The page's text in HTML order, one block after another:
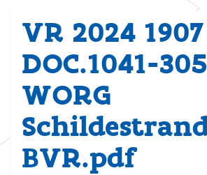
VR 2024 1907
DOC.1041-305
WORG
BVR.pdf